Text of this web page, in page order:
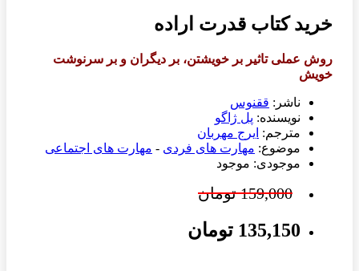
خرید کتاب قدرت اراده
روش عملی تاثیر بر خویشتن، بر دیگران و بر سرنوشت
خویش
ناشر: ققنوس
نویسنده: پل ژاگو
مترجم: ایرج مهربان
موضوع: مهارت های فردی - مهارت های اجتماعی
موجودی: موجود
159,000 تومان
135,150 تومان